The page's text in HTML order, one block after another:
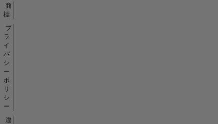
商
標
プ
ラ
イ
バ
シ
ー
ポ
リ
シ
ー
違